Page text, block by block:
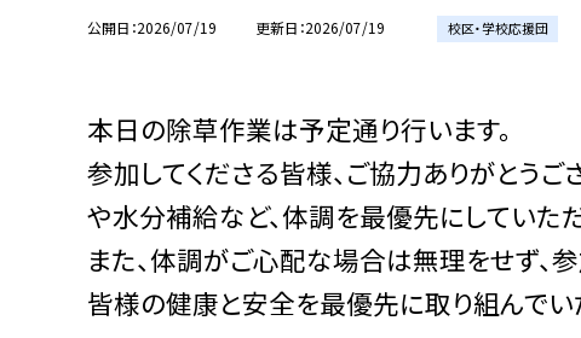
公開日 2026/07/19 更新日 2026/07/19 校区・学校応援団
本日の除草作業は予定通り行います。
参加してくださる皆様、ご協力ありがとうご
や水分補給など、体調を最優先にしていただ
また、体調がご心配な場合は無理をせず、
皆様の健康と安全を最優先に取り組んでい